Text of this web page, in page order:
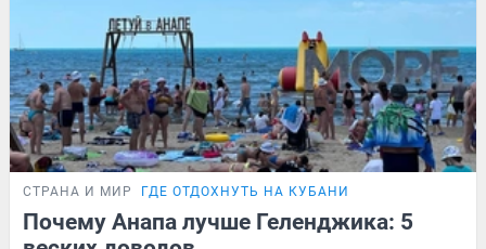
СТРАНА И МИР ГДЕ ОТДОХНУТЬ НА КУБАНИ
Почему Анапа лучше Геленджика: 5